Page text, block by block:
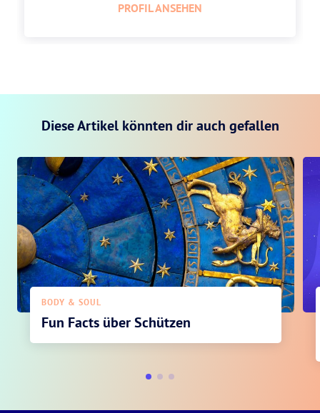
PROFIL ANSEHEN
Diese Artikel könnten dir auch gefallen
BODY & SOUL
Fun Facts über Schützen